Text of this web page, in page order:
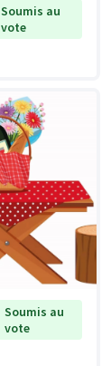
Soumis au
vote
Soumis au
vote